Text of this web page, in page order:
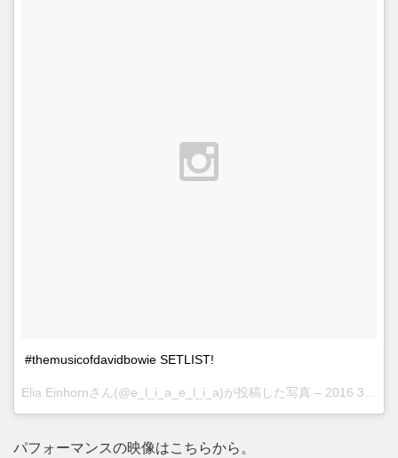
#themusicofdavidbowie SETLIST!
Elia Einhornさん(@e_l_i_a_e_l_i_a)が投稿した写真 – 2016 3月 31 8:38午後 PDT
パフォーマンスの映像はこちらから。